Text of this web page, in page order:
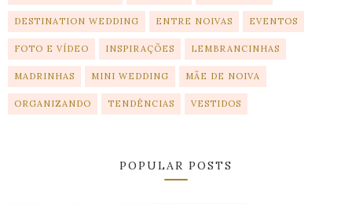
DESTINATION WEDDING ENTRE NOIVAS EVENTOS
FOTO E VÍDEO INSPIRAÇÕES LEMBRANCINHAS
MADRINHAS MINI WEDDING MÃE DE NOIVA
ORGANIZANDO TENDÊNCIAS VESTIDOS
POPULAR POSTS